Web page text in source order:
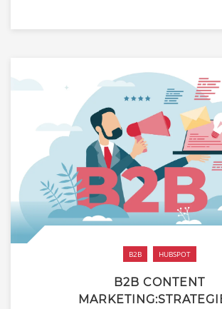
B2B HUBSPOT
B2B CONTENT